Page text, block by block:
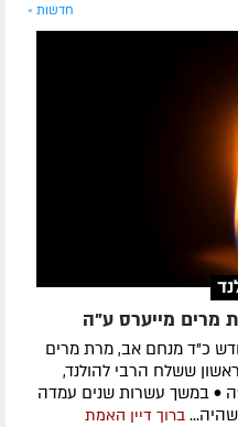
חדשות »
מרים מייערס ע"ה
קודש כ"ד מנחם אב, מרת מרים
ששלח הרבי להולנד,
• במשך עשרות שנים עמדה
ברוך דיין האמת